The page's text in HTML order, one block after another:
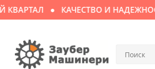
КАЧЕСТВО И НАДЕЖНОСТЬ